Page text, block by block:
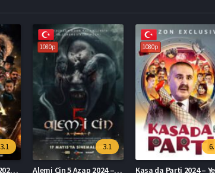
3.1
Dünya Malı Eksi Bir 2024 – Yerli Film 1080p Turkce Dublaj izle
1080p
3.1
Alemi Cin 5 Azap 2024 – Alem-i Cin 5: Azap 1080p Turkce Dublaj izle
1080p
6.